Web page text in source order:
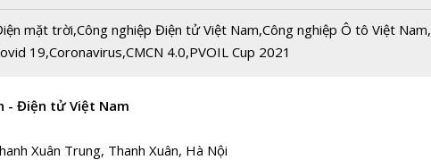
mặt trời,Công nghiệp Điện tử Việt Nam,Công nghiệp Ô tô Việt Nam,
19,Coronavirus,CMCN 4.0,PVOIL Cup 2021
- Điện tử Việt Nam
Xuân Trung, Thanh Xuân, Hà Nội